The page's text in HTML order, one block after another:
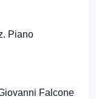
Piano
Falcone